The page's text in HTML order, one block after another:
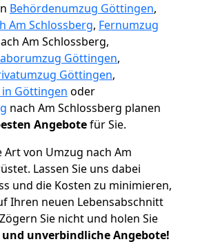
Behördenumzug Göttingen,
Am Schlossberg, Fernumzug
Am Schlossberg,
Göttingen,
Göttingen,
Göttingen oder
nach Am Schlossberg planen
Angebotefür Sie.
von Umzug nach Am
Lassen Sie uns dabei
und die Kosten zu minimieren,
Ihren neuen Lebensabschnitt
Zögern Sie nicht und holen Sie
unverbindliche Angebote!